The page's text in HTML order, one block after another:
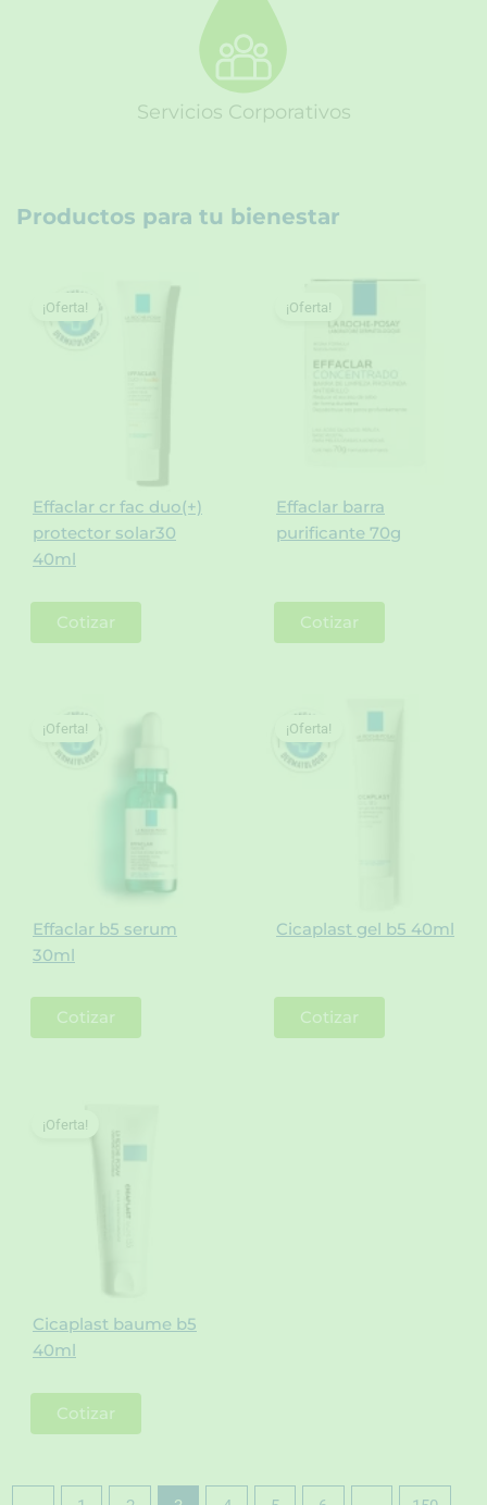
Servicios Corporativos
Productos para tu bienestar
Effaclar cr fac duo(+)
protector solar30
40ml
¡Oferta!
Cotizar
Effaclar barra
purificante 70g
¡Oferta!
Cotizar
Effaclar b5 serum
30ml
¡Oferta!
Cotizar
Cicaplast gel b5 40ml
¡Oferta!
Cotizar
Cicaplast baume b5
40ml
¡Oferta!
Cotizar